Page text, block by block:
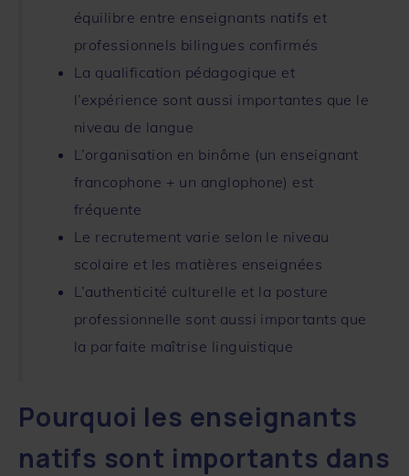
équilibre entre enseignants natifs et
professionnels bilingues confirmés
La qualification pédagogique et
l’expérience sont aussi importantes que le
niveau de langue
L’organisation en binôme (un enseignant
francophone + un anglophone) est
fréquente
Le recrutement varie selon le niveau
scolaire et les matières enseignées
L’authenticité culturelle et la posture
professionnelle sont aussi importants que
la parfaite maîtrise linguistique
Pourquoi les enseignants
natifs sont importants dans